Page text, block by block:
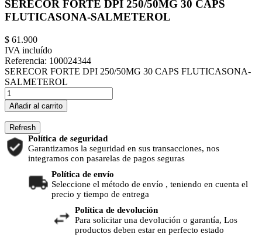
SERECOR FORTE DPI 250/50MG 30 CAPS
FLUTICASONA-SALMETEROL
$ 61.900
IVA incluído
Referencia: 100024344
SERECOR FORTE DPI 250/50MG 30 CAPS FLUTICASONA-
SALMETEROL
Añadir al carrito
Política de seguridad
Garantizamos la seguridad en sus transacciones, nos
integramos con pasarelas de pagos seguras
Política de envío
Seleccione el método de envío , teniendo en cuenta el
precio y tiempo de entrega
Política de devolución
Para solicitar una devolución o garantía, Los
productos deben estar en perfecto estado